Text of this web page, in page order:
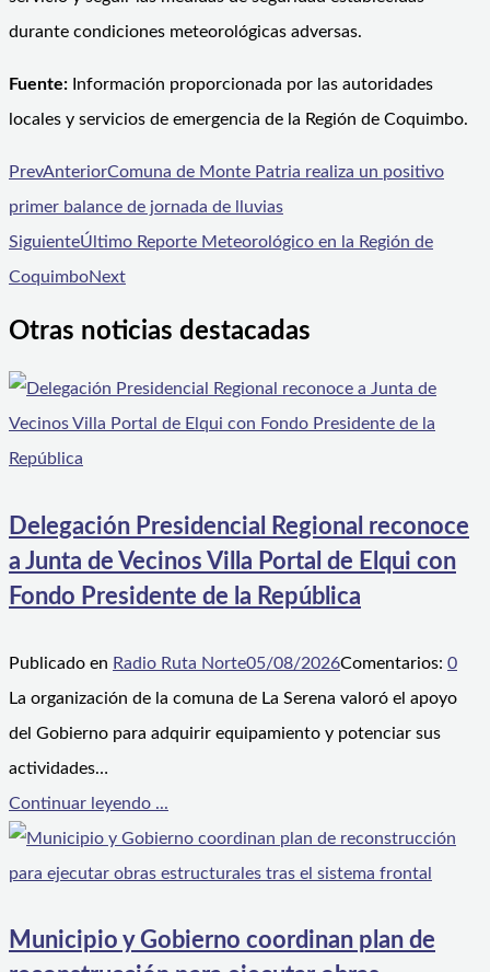
durante condiciones meteorológicas adversas.
Fuente: Información proporcionada por las autoridades
locales y servicios de emergencia de la Región de Coquimbo.
PrevAnteriorComuna de Monte Patria realiza un positivo
primer balance de jornada de lluvias
SiguienteÚltimo Reporte Meteorológico en la Región de
CoquimboNext
Otras noticias destacadas
Delegación Presidencial Regional reconoce
a Junta de Vecinos Villa Portal de Elqui con
Fondo Presidente de la República
Publicado en Radio Ruta Norte05/08/2026Comentarios: 0
La organización de la comuna de La Serena valoró el apoyo
del Gobierno para adquirir equipamiento y potenciar sus
actividades…
Continuar leyendo ...
Municipio y Gobierno coordinan plan de